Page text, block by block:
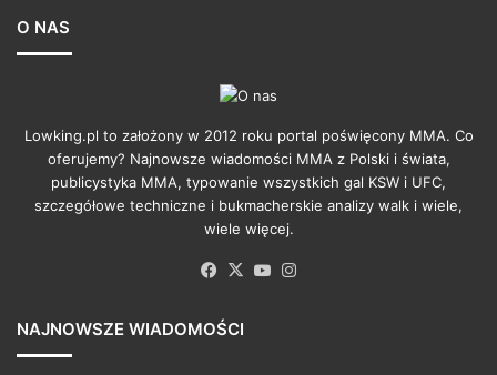
O NAS
Lowking.pl to założony w 2012 roku portal poświęcony MMA. Co
oferujemy? Najnowsze wiadomości MMA z Polski i świata,
publicystyka MMA, typowanie wszystkich gal KSW i UFC,
szczegółowe techniczne i bukmacherskie analizy walk i wiele,
wiele więcej.
Facebook
X YouTube
NAJNOWSZE WIADOMOŚCI